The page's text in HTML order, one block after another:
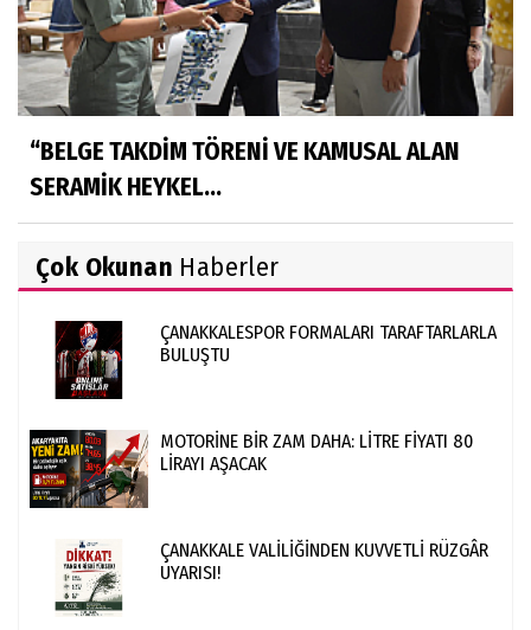
“BELGE TAKDİM TÖRENİ VE KAMUSAL ALAN
SERAMİK HEYKEL...
Çok Okunan Haberler
ÇANAKKALESPOR FORMALARI TARAFTARLARLA
BULUŞTU
MOTORİNE BİR ZAM DAHA: LİTRE FİYATI 80
LİRAYI AŞACAK
ÇANAKKALE VALİLİĞİNDEN KUVVETLİ RÜZGÂR
UYARISI!